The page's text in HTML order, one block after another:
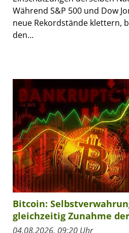
Während S&P 500 und Dow
neue Rekordstände klettern,
den...
Bitcoin:
gleichzeitig Zunahme
04.08.2026, 09:20 Uhr